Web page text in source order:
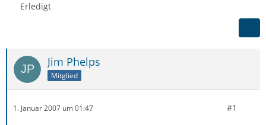
Erledigt
Jim Phelps
Mitglied
1. Januar 2007 um 01:47 #1